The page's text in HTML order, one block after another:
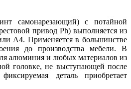
самонарезающий) с потайной
привод Ph) выполняется из
А4. Применяется в большинстве
до производства мебели. В
алюминия и любых материалов из
головке, не выступающей после
деталь приобретает